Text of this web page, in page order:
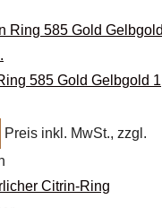
585 Gold Gelbgold 1
Preis inkl. MwSt., zzgl.